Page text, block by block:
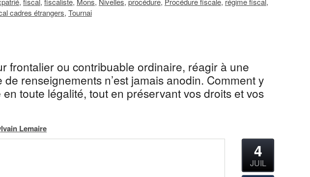
cadres étrangers, Tournai
frontalier ou contribuable ordinaire, réagir à une
de renseignements n’est jamais anodin. Comment y
en toute légalité, tout en préservant vos droits et vos
Lemaire
4
JUIL